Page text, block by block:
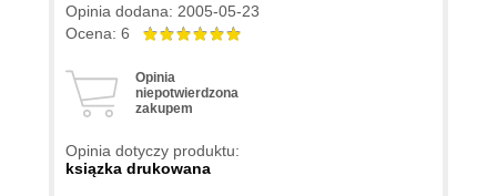
Opinia dodana: 2005-05-23
Ocena: 6
Opinia
niepotwierdzona
zakupem
Opinia dotyczy produktu:
ksiązka drukowana